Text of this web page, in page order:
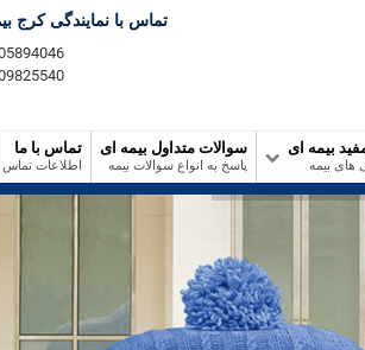
تماس با نمایندگی کرج بیمه
بیمه ای
های بیمه
سوالات متداول بیمه ای
پاسخ به انواع سوالات بیمه
تماس با ما
اطلاعات تماس